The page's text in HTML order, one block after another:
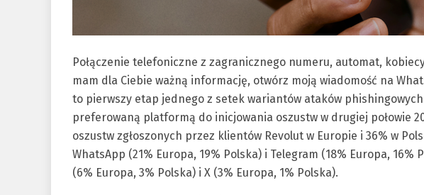
Połączenie telefoniczne z zagranicznego numeru, automat,
mam dla Ciebie ważną informację, otwórz moją wiadomość na
to pierwszy etap jednego z setek wariantów ataków
preferowaną platformą do inicjowania oszustw w drugiej połowie
oszustw zgłoszonych przez klientów Revolut w Europie i 36% w
WhatsApp (21% Europa, 19% Polska) i Telegram (18% Europa,
(6% Europa, 3% Polska) i X (3% Europa, 1% Polska).